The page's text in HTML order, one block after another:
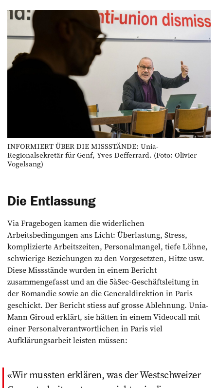
INFORMIERT ÜBER DIE MISSSTÄNDE: Unia-
Regionalsekretär für Genf, Yves Defferrard. (Foto: Olivier
Vogelsang)
Die Entlassung
Via Fragebogen kamen die widerlichen
Arbeitsbedingungen ans Licht: Überlastung, Stress,
komplizierte Arbeitszeiten, Personalmangel, tiefe Löhne,
schwierige Beziehungen zu den Vorgesetzten, Hitze usw.
Diese Missstände wurden in einem Bericht
zusammengefasst und an die 5àSec-Geschäftsleitung in
der Romandie sowie an die Generaldirektion in Paris
geschickt. Der Bericht stiess auf grosse Ablehnung. Unia-
Mann Giroud erklärt, sie hätten in einem Videocall mit
einer Personalverantwortlichen in Paris viel
Aufklärungsarbeit leisten müssen:
Wir mussten erklären, was der Westschweizer